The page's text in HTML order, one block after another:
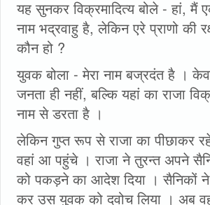
यह सुनकर विक्रमादित्य बोले - हां, मैं
नाम भद्रवाहु है, लेकिन एरे प्राणो की
कौन हो ?
युवक बोला - मेरा नाम बज्रदंत है ।
जनता ही नहीं, बल्कि यहां का राजा
नाम से डरता है ।
लेकिन गुप्त रूप से राजा का पीछाकर
वहां आ पहुंचे । राजा ने तुरन्त अपने
को पकड़ने का आदेश दिया । सैनिकों
कर उस युवक को दवोच लिया । अब